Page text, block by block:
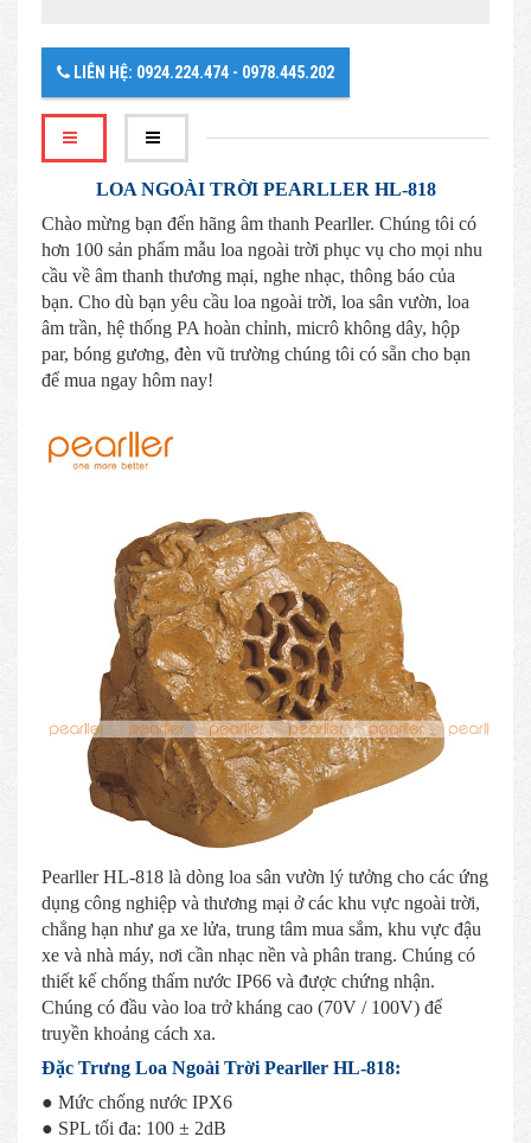
LIÊN HỆ: 0924.224.474 - 0978.445.202
LOA NGOÀI TRỜI PEARLLER HL-818
Chào mừng bạn đến hãng âm thanh Pearller. Chúng tôi có
hơn 100 sản phẩm mẫu loa ngoài trời phục vụ cho mọi nhu
cầu về âm thanh thương mại, nghe nhạc, thông báo của
bạn. Cho dù bạn yêu cầu loa ngoài trời, loa sân vườn, loa
âm trần, hệ thống PA hoàn chỉnh, micrô không dây, hộp
par, bóng gương, đèn vũ trường chúng tôi có sẵn cho bạn
để mua ngay hôm nay!
Pearller HL-818 là dòng loa sân vườn lý tưởng cho các ứng
dụng công nghiệp và thương mại ở các khu vực ngoài trời,
chẳng hạn như ga xe lửa, trung tâm mua sắm, khu vực đậu
xe và nhà máy, nơi cần nhạc nền và phân trang. Chúng có
thiết kế chống thấm nước IP66 và được chứng nhận.
Chúng có đầu vào loa trở kháng cao (70V / 100V) để
truyền khoảng cách xa.
Đặc Trưng Loa Ngoài Trời Pearller HL-818:
● Mức chống nước IPX6
● SPL tối đa: 100 ± 2dB